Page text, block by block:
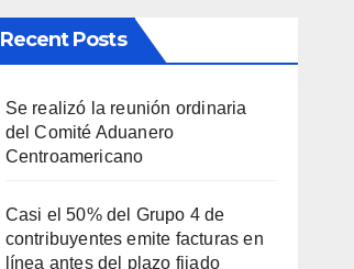
Recent Posts
Se realizó la reunión ordinaria
del Comité Aduanero
Centroamericano
Casi el 50% del Grupo 4 de
contribuyentes emite facturas en
línea antes del plazo fijado